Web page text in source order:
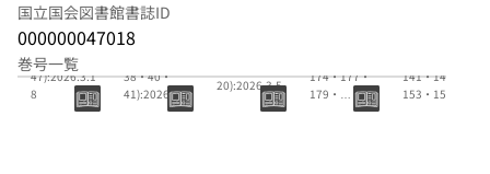
国立国会図書館書誌ID
000000047018
巻号一覧
2026(42-
47):2026.3.1
8
38・40・
41):2026.3.6
20):2026.3.5
174・177・
179・
180):2025.1
141・143-
153・155-